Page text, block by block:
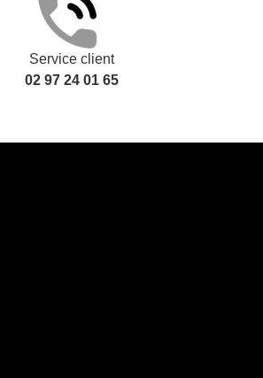
Service client
02 97 24 01 65